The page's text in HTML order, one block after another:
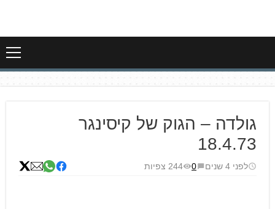
גולדה – הגוק של קיסינגר
18.4.73
לפני 4 שנים 0 244 צפיות